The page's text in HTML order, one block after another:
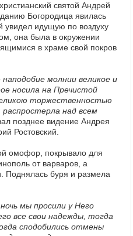
святой Андрей
Богородица явилась
увидел идущую по воздуху
она была в окружении
в храме свой покров
молнии великое и
носила на Пречистой
торжественностью
над всем
позднее видение Андрея
Ростовский.
омофор, покрывало для
от варваров, а
Поднялась буря и размела
мы просили у Него
все свои надежды, тогда
сподобились отмены